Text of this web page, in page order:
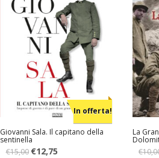
In offerta!
Giovanni Sala. Il capitano della
sentinella
€15,00 Il€12,75Il
La
€